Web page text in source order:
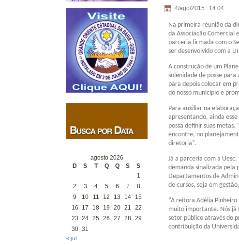
agosto 2026
D
S T Q Q S
S
1
2
3 4 5 6 7
8
9
10 11 12 13 14
15
16
17 18 19 20 21
22
23 24 25 26 27 28 29
30 31
« jul
4/ago/2015 . 14:04
Na primeira reunião da
da Associação Comercial
parceria firmada com o
ser desenvolvido com a
A construção de um
solenidade de posse
para depois colocar em
do nosso município e
Para auxiliar na
apresentando, ainda
possa definir suas
encontre, no
diretoria”.
Já a parceria com a
demanda sinalizada pela
Departamentos de
de cursos, seja em
“A reitora Adélia
muito importante. Nós já
setor público através do
contribuição da